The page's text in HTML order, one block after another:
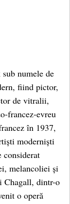
numele de
fiind pictor,
de vitralii,
francez-evreu
în 1937,
moderniști
melancoliei și
Chagall, dintr-o
o operă